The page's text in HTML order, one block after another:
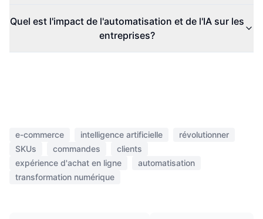
Quel est l'impact de l'automatisation et de l'IA sur les
entreprises?
e-commerce intelligence artificielle
révolutionner
SKUs
commandes
clients
expérience d'achat en ligne
automatisation
transformation numérique